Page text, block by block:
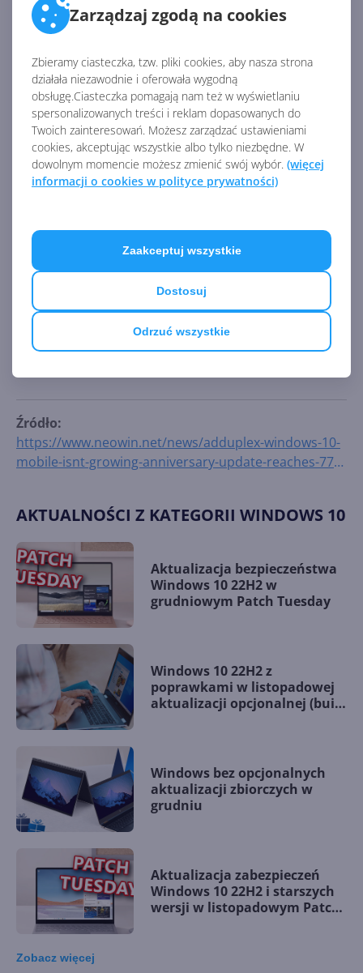
Zarządzaj zgodą na cookies
Zbieramy ciasteczka, tzw. pliki cookies, aby nasza strona
działała niezawodnie i oferowała wygodną
obsługę.Ciasteczka pomagają nam też w wyświetlaniu
spersonalizowanych treści i reklam dopasowanych do
Twoich zainteresowań. Możesz zarządzać ustawieniami
cookies, akceptując wszystkie albo tylko niezbędne. W
dowolnym momencie możesz zmienić swój wybór. (więcej
informacji o cookies w polityce prywatności)
Odrzuć wszystkie
Dostosuj
Zaakceptuj wszystkie
Pokaz slajdów autorstwa AdDuplex możecie
prześledzić na portaluSlideshare.net. Są tam też
dodatkowe informacje o producentach smartfonów i
komputerów PC, które jednak nie wyróżniają się na tle
Źródło:
https://www.neowin.net/news/adduplex-windows-10-
mobile-isnt-growing-anniversary-update-reaches-77-
AKTUALNOŚCI Z KATEGORII WINDOWS 10
Aktualizacja bezpieczeństwa
Windows 10 22H2 w
grudniowym Patch Tuesday
Windows 10 22H2 z
poprawkami w listopadowej
aktualizacji opcjonalnej (build
Windows bez opcjonalnych
aktualizacji zbiorczych w
grudniu
Aktualizacja zabezpieczeń
Windows 10 22H2 i starszych
wersji w listopadowym Patch
Zobacz więcej